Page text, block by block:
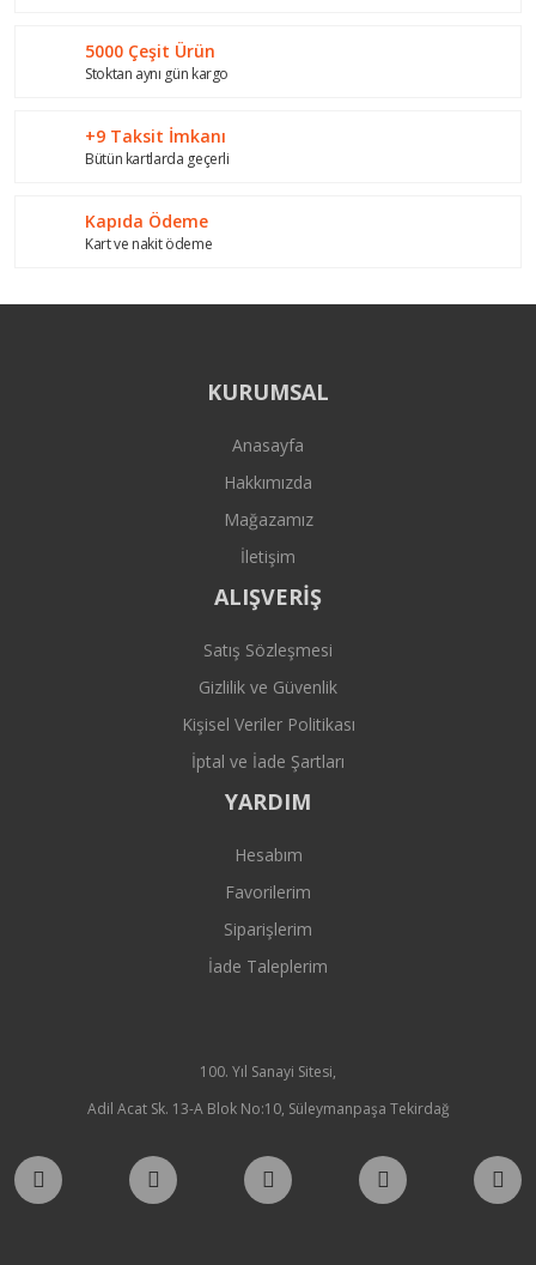
5000 Çeşit Ürün
Stoktan aynı gün kargo
+9 Taksit İmkanı
Bütün kartlarda geçerli
Kapıda Ödeme
Kart ve nakit ödeme
KURUMSAL
Anasayfa
Hakkımızda
Mağazamız
İletişim
ALIŞVERİŞ
Satış Sözleşmesi
Gizlilik ve Güvenlik
Kişisel Veriler Politikası
İptal ve İade Şartları
YARDIM
Hesabım
Favorilerim
Siparişlerim
İade Taleplerim
100. Yıl Sanayi Sitesi,
Adil Acat Sk. 13-A Blok No:10, Süleymanpaşa Tekirdağ